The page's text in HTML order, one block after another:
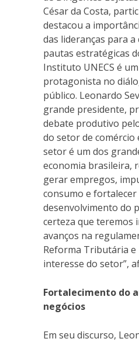
César da Costa,
destacou a
das lideranças para
pautas estratégicas
Instituto UNECS é
protagonista no
público. Leonardo
grande presidente,
debate produtivo
do setor de comércio
setor é um dos
economia brasileira,
gerar empregos,
consumo e fortalecer
desenvolvimento do
certeza que teremos
avanços na
Reforma Tributária e
interesse do setor”,
Fortalecimento do
negócios
Em seu discurso,